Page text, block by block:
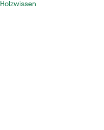
Holzwissen